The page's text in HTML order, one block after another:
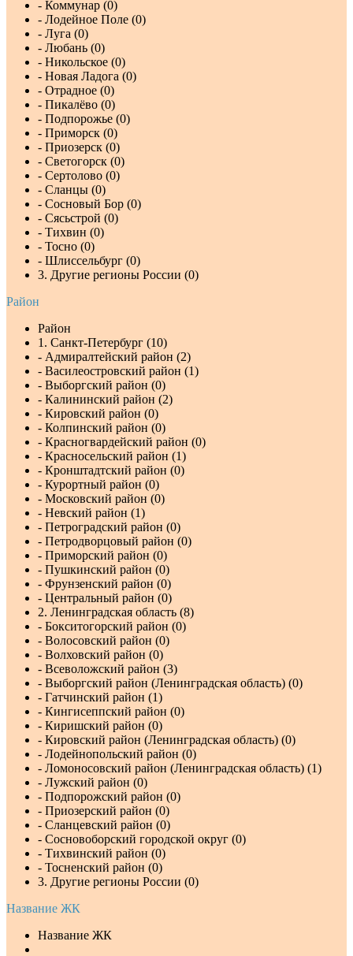
- Коммунар (0)
- Лодейное Поле (0)
- Луга (0)
- Любань (0)
- Никольское (0)
- Новая Ладога (0)
- Отрадное (0)
- Пикалёво (0)
- Подпорожье (0)
- Приморск (0)
- Приозерск (0)
- Светогорск (0)
- Сертолово (0)
- Сланцы (0)
- Сосновый Бор (0)
- Сясьстрой (0)
- Тихвин (0)
- Тосно (0)
- Шлиссельбург (0)
3. Другие регионы России (0)
Район
Район
1. Санкт-Петербург (10)
- Адмиралтейский район (2)
- Василеостровский район (1)
- Выборгский район (0)
- Калининский район (2)
- Кировский район (0)
- Колпинский район (0)
- Красногвардейский район (0)
- Красносельский район (1)
- Кронштадтский район (0)
- Курортный район (0)
- Московский район (0)
- Невский район (1)
- Петроградский район (0)
- Петродворцовый район (0)
- Приморский район (0)
- Пушкинский район (0)
- Фрунзенский район (0)
- Центральный район (0)
2. Ленинградская область (8)
- Бокситогорский район (0)
- Волосовский район (0)
- Волховский район (0)
- Всеволожский район (3)
- Выборгский район (Ленинградская область) (0)
- Гатчинский район (1)
- Кингисеппский район (0)
- Киришский район (0)
- Кировский район (Ленинградская область) (0)
- Лодейнопольский район (0)
- Ломоносовский район (Ленинградская область) (1)
- Лужский район (0)
- Подпорожский район (0)
- Приозерский район (0)
- Сланцевский район (0)
- Сосновоборский городской округ (0)
- Тихвинский район (0)
- Тосненский район (0)
3. Другие регионы России (0)
Название ЖК
Название ЖК